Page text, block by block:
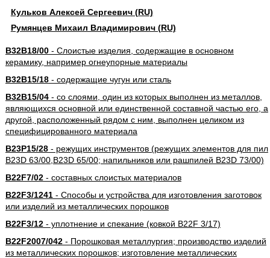
Кульков Алексей Сергеевич (RU)
Румянцев Михаил Владимирович (RU)
B32B18/00- Слоистые изделия, содержащие в основном
керамику, например огнеупорные материалы
B32B15/18- содержащие чугун или сталь
B32B15/04- со слоями, один из которых выполнен из металлов,
являющихся основной или единственной составной частью его, а
другой, расположенный рядом с ним, выполнен целиком из
специфицированного материала
B23P15/28- режущих инструментов (режущих элементов для пил
B23D 63/00,B23D 65/00; напильников или рашпилей B23D 73/00)
B22F7/02- составных слоистых материалов
B22F3/1241- Способы и устройства для изготовления заготовок
или изделий из металлических порошков
B22F3/12- уплотнение и спекание (ковкой B22F 3/17)
B22F2007/042- Порошковая металлургия; производство изделий
из металлических порошков; изготовление металлических